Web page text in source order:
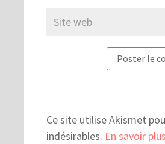
Ce site utilise Akismet
indésirables. En savoir